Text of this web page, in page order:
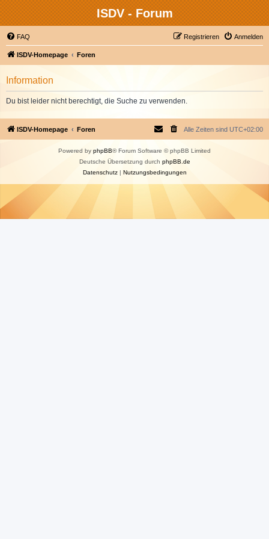
ISDV - Forum
FAQ Anmelden
Registrieren
ISDV-Homepage Foren
Information
Du bist leider nicht berechtigt, die Suche zu verwenden.
ISDV-Homepage Foren Alle Zeiten sind UTC+02:00
Powered by phpBB® Forum Software © phpBB Limited
Deutsche Übersetzung durch phpBB.de
Datenschutz| Nutzungsbedingungen